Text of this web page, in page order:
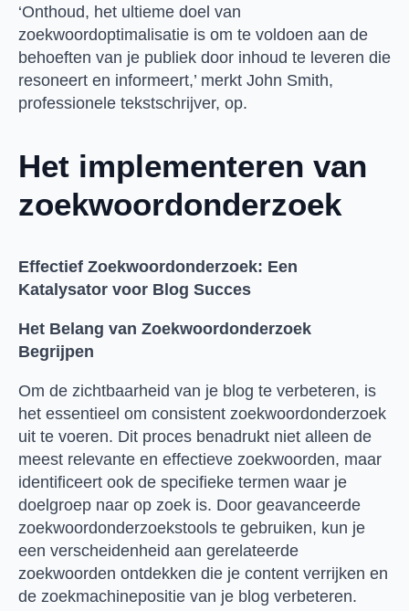
‘Onthoud, het ultieme doel van
zoekwoordoptimalisatie is om te voldoen aan de
behoeften van je publiek door inhoud te leveren die
resoneert en informeert,’ merkt John Smith,
professionele tekstschrijver, op.
Het implementeren van
zoekwoordonderzoek
Effectief Zoekwoordonderzoek: Een
Katalysator voor Blog Succes
Het Belang van Zoekwoordonderzoek
Begrijpen
Om de zichtbaarheid van je blog te verbeteren, is
het essentieel om consistent zoekwoordonderzoek
uit te voeren. Dit proces benadrukt niet alleen de
meest relevante en effectieve zoekwoorden, maar
identificeert ook de specifieke termen waar je
doelgroep naar op zoek is. Door geavanceerde
zoekwoordonderzoekstools te gebruiken, kun je
een verscheidenheid aan gerelateerde
zoekwoorden ontdekken die je content verrijken en
de zoekmachinepositie van je blog verbeteren.